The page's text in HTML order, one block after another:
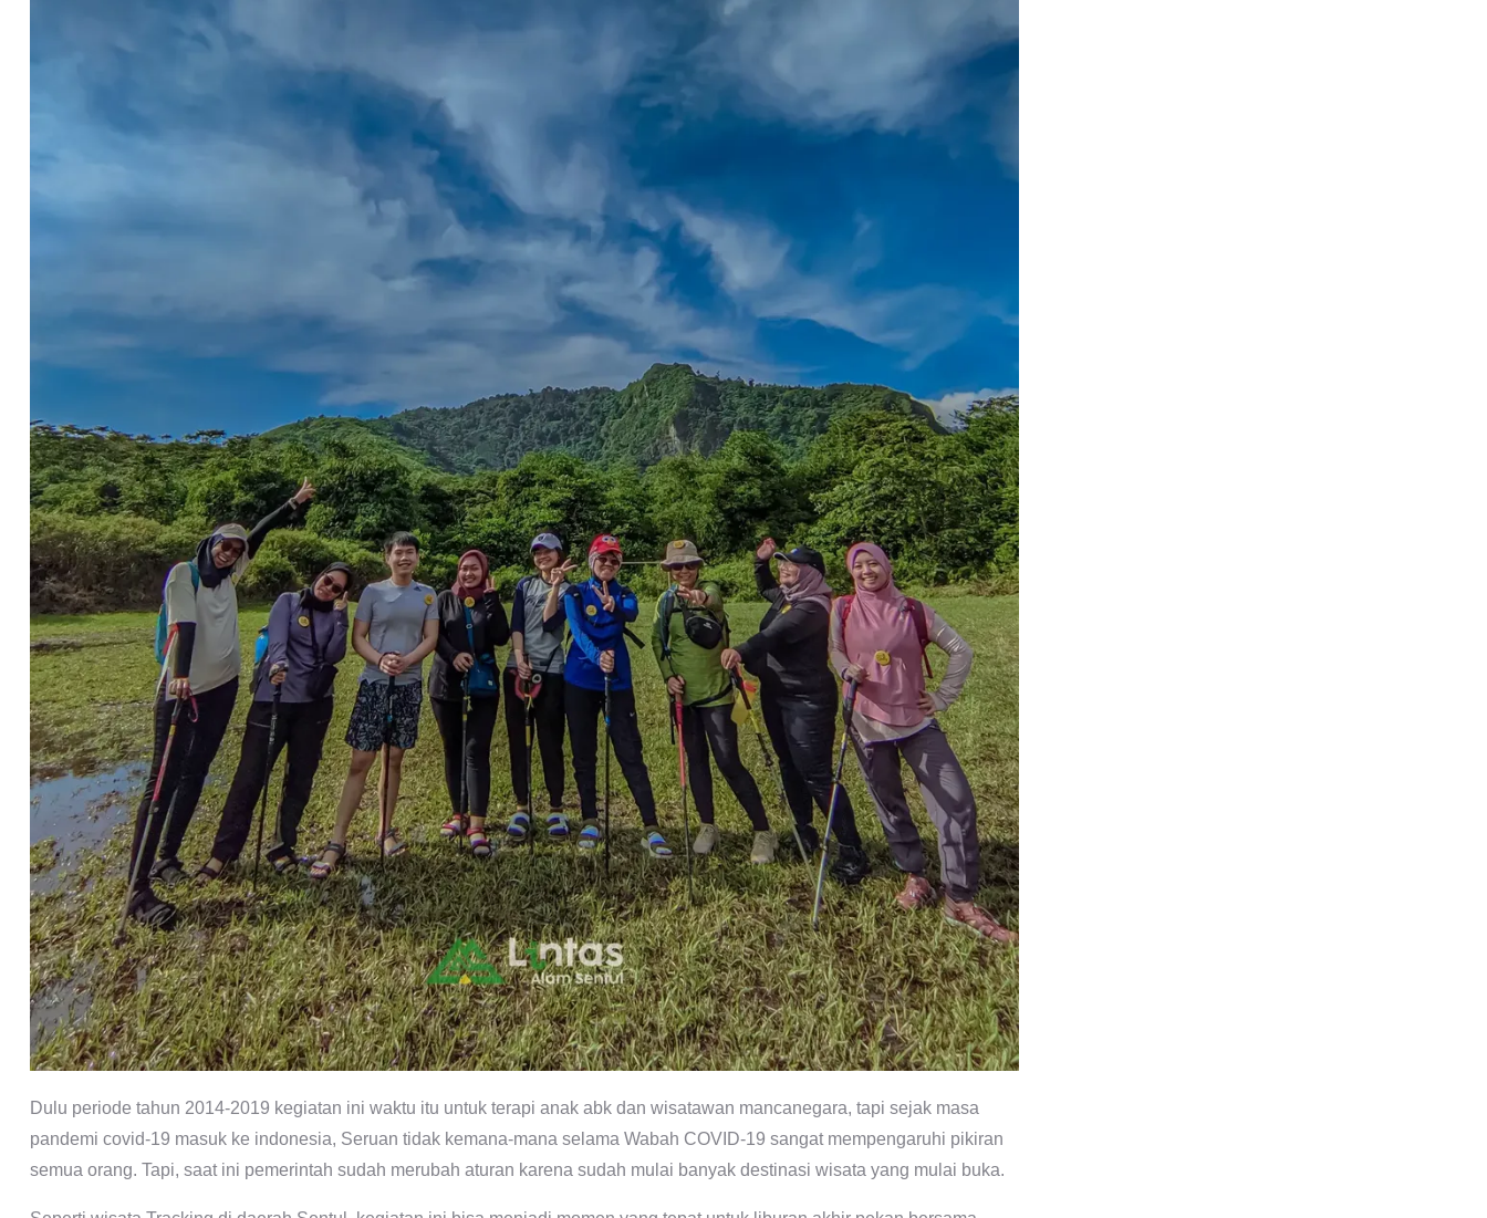
Dulu periode tahun 2014-2019 kegiatan ini waktu itu untuk terapi anak abk dan wisatawan mancanegara, tapi sejak masa
pandemi covid-19 masuk ke indonesia, Seruan tidak kemana-mana selama Wabah COVID-19 sangat mempengaruhi pikiran
semua orang. Tapi, saat ini pemerintah sudah merubah aturan karena sudah mulai banyak destinasi wisata yang mulai buka.